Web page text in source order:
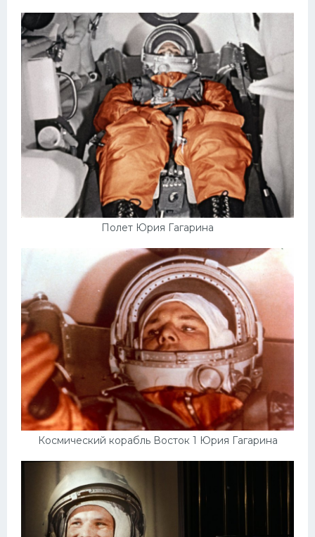
Полет Юрия Гагарина
Космический корабль Восток 1 Юрия Гагарина